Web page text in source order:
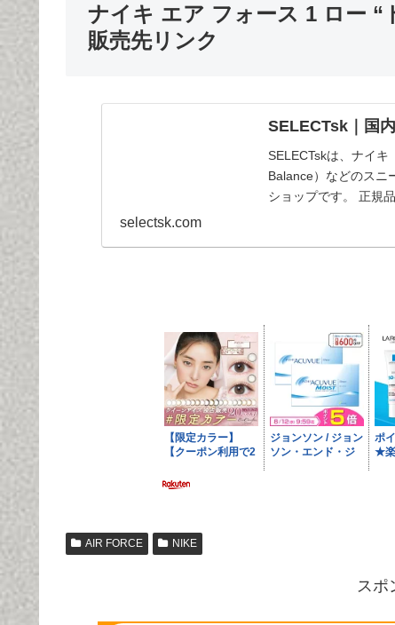
ナイキ エア フォース 1 ロー “
販売先リンク
SELECTsk｜国
SELECTskは、ナイ
Balance）などのスニ
ショップです。 正規
selectsk.com
AIR FORCE NIKE
スポ